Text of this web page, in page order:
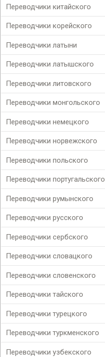
Переводчики китайского
Переводчики корейского
Переводчики латыни
Переводчики латышского
Переводчики литовского
Переводчики монгольского
Переводчики немецкого
Переводчики норвежского
Переводчики польского
Переводчики португальского
Переводчики румынского
Переводчики русского
Переводчики сербского
Переводчики словацкого
Переводчики словенского
Переводчики тайского
Переводчики турецкого
Переводчики туркменского
Переводчики узбекского